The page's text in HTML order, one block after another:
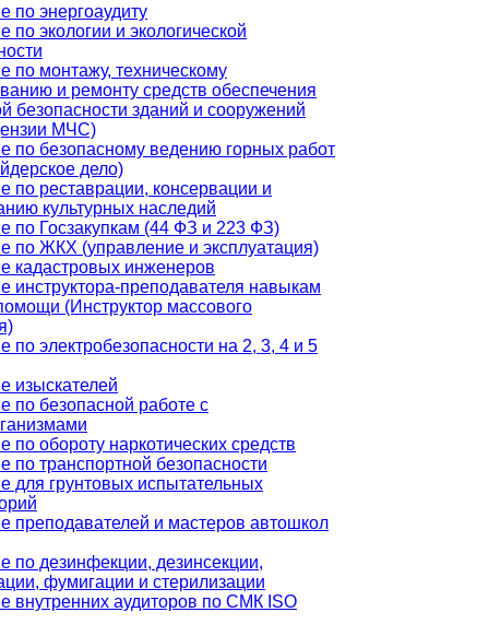
по энергоаудиту
по экологии и экологической
по монтажу, техническому
и ремонту средств обеспечения
безопасности зданий и сооружений
МЧС)
по безопасному ведению горных работ
дело)
по реставрации, консервации и
культурных наследий
по Госзакупкам (44 ФЗ и 223 ФЗ)
по ЖКХ (управление и эксплуатация)
кадастровых инженеров
инструктора-преподавателя навыкам
(Инструктор массового
по электробезопасности на 2, 3, 4 и 5
изыскателей
по безопасной работе с
по обороту наркотических средств
по транспортной безопасности
для грунтовых испытательных
преподавателей и мастеров автошкол
по дезинфекции, дезинсекции,
фумигации и стерилизации
внутренних аудиторов по СМК ISO